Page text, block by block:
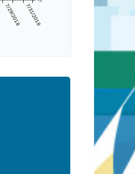
7/29/2018 7/31/2018